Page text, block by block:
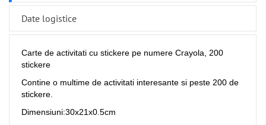
Date logistice
Carte de activitati cu stickere pe numere Crayola, 200
stickere
Contine o multime de activitati interesante si peste 200 de
stickere.
Dimensiuni:30x21x0.5cm